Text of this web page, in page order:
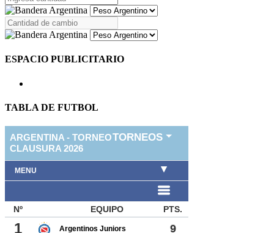
ESPACIO PUBLICITARIO
TABLA DE FUTBOL